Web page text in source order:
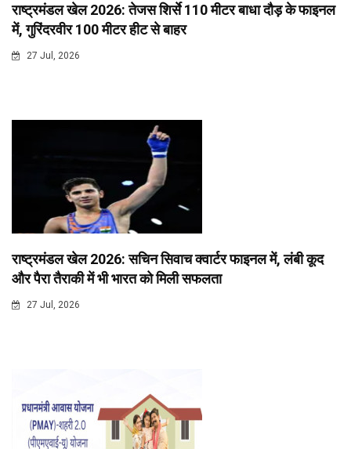
राष्ट्रमंडल खेल 2026: तेजस शिर्से 110 मीटर बाधा दौड़ के फाइनल
में, गुरिंदरवीर 100 मीटर हीट से बाहर
27 Jul, 2026
राष्ट्रमंडल खेल 2026: सचिन सिवाच क्वार्टर फाइनल में, लंबी कूद
और पैरा तैराकी में भी भारत को मिली सफलता
27 Jul, 2026